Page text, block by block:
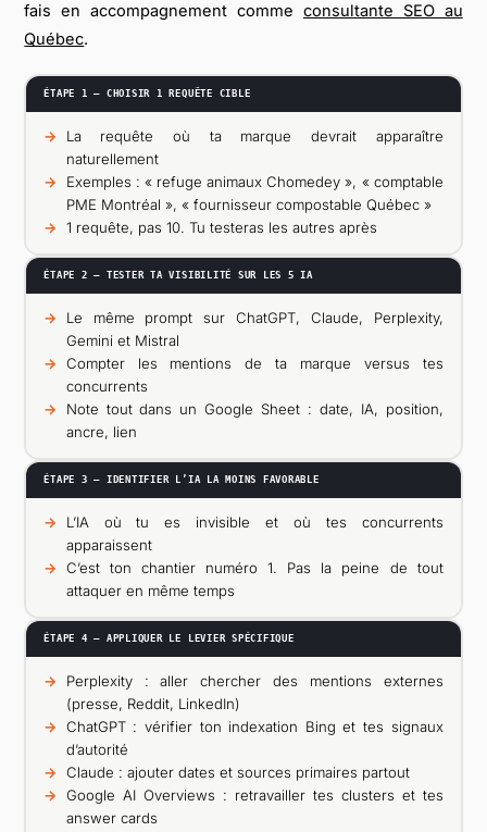
fais en accompagnement comme consultante SEO au
Québec.
ÉTAPE 1 — CHOISIR 1 REQUÊTE CIBLE
La requête où ta marque devrait apparaître
naturellement
Exemples : « refuge animaux Chomedey », « comptable
PME Montréal », « fournisseur compostable Québec »
1 requête, pas 10. Tu testeras les autres après
ÉTAPE 2 — TESTER TA VISIBILITÉ SUR LES 5 IA
Le même prompt sur ChatGPT, Claude, Perplexity,
Gemini et Mistral
Compter les mentions de ta marque versus tes
concurrents
Note tout dans un Google Sheet : date, IA, position,
ancre, lien
ÉTAPE 3 — IDENTIFIER L’IA LA MOINS FAVORABLE
L’IA où tu es invisible et où tes concurrents
apparaissent
C’est ton chantier numéro 1. Pas la peine de tout
attaquer en même temps
ÉTAPE 4 — APPLIQUER LE LEVIER SPÉCIFIQUE
Perplexity : aller chercher des mentions externes
(presse, Reddit, LinkedIn)
ChatGPT : vérifier ton indexation Bing et tes signaux
d’autorité
Claude : ajouter dates et sources primaires partout
Google AI Overviews : retravailler tes clusters et tes
answer cards